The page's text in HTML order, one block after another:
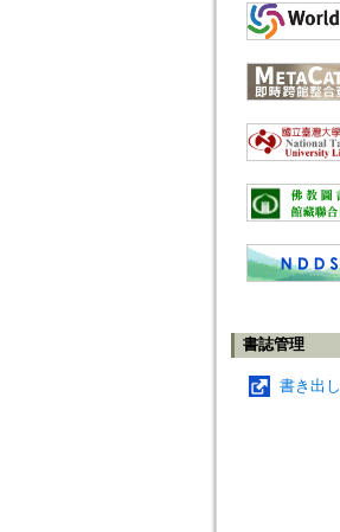
書誌管理
書き出し